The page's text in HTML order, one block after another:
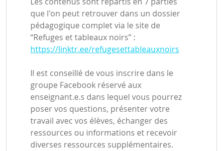
que l'on peut retrouver dans un dossier
pédagogique complet via le site de
“Refuges et tableaux noirs” :
https://linktr.ee/refugesettableauxnoirs
Il est conseillé de vous inscrire dans le
groupe Facebook réservé aux
enseignant.e.s dans lequel vous pourrez
poser vos questions, présenter votre
travail avec vos élèves, échanger des
ressources ou informations et recevoir
diverses ressources supplémentaires.